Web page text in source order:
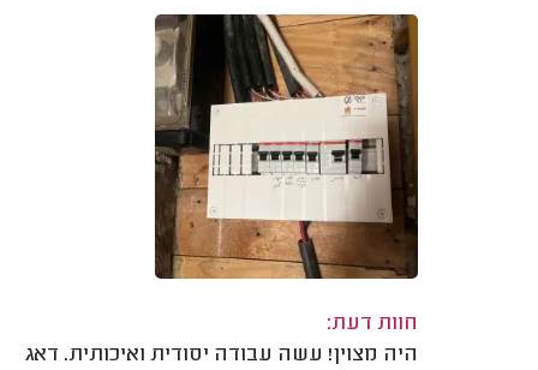
חוות דעת:
היה מצוין! עשה עבודה יסודית ואיכותית. דאג